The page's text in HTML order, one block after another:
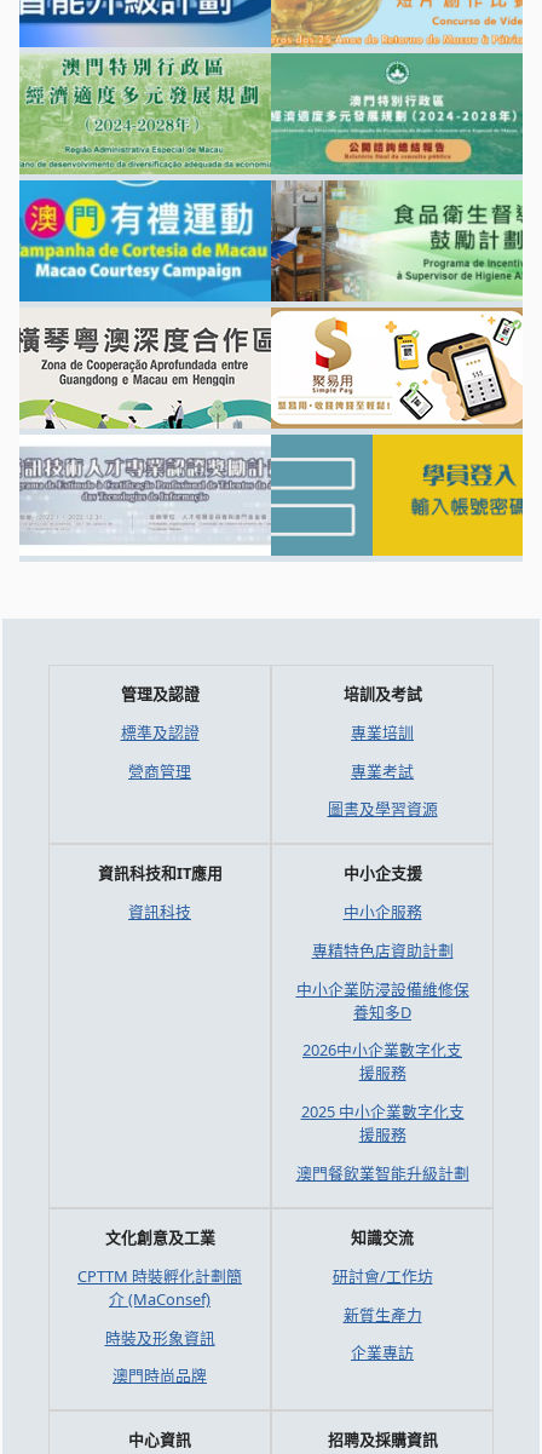
管理及認證
標準及認證
營商管理
培訓及考試
專業培訓
專業考試
圖書及學習資源
資訊科技和IT應用
資訊科技
中小企支援
中小企服務
專精特色店資助計劃
中小企業防浸設備維修保
養知多D
2026中小企業數字化支
援服務
2025 中小企業數字化支
援服務
澳門餐飲業智能升級計劃
文化創意及工業
CPTTM 時裝孵化計劃簡
介 (MaConsef)
時裝及形象資訊
澳門時尚品牌
知識交流
研討會/工作坊
新質生產力
企業專訪
中心資訊 招聘及採購資訊